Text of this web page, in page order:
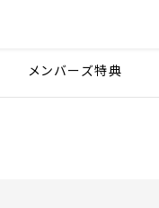
メンバーズ特典